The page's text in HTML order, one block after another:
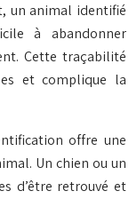
un animal identifié
à abandonner
Cette traçabilité
et complique la
offre une
Un chien ou un
d’être retrouvé et